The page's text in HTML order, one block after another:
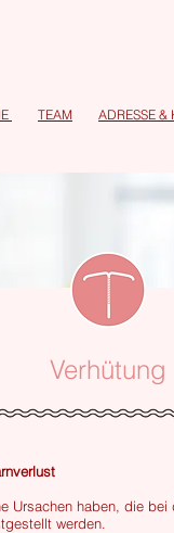
TEAM ADRESSE &
Verhütung
Ursachen haben, die bei
werden.